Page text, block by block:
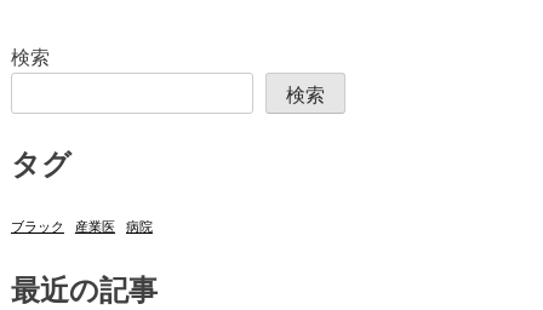
検索
検索
タグ
ブラック 産業医 病院
最近の記事